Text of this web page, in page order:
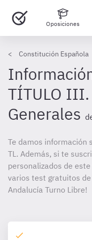
Oposiciones
Constitución Española
TÍTULO
Generales
Te damos información
TL. Además, si te
personalizados de
varios test gratuitos
Andalucía Turno Libre!